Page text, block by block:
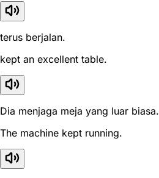
terus berjalan.
kept an excellent table.
Dia menjaga meja yang luar biasa.
The machine kept running.